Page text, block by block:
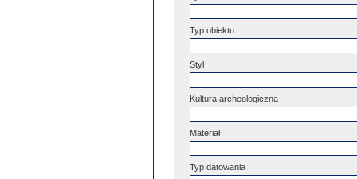
Typ obiektu
Styl
Kultura archeologiczna
Materiał
Typ datowania